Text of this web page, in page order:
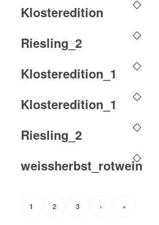
Klosteredition
Riesling_2
Klosteredition_1
Klosteredition_1
Riesling_2
weissherbst_rotwein
1 2 3 › »